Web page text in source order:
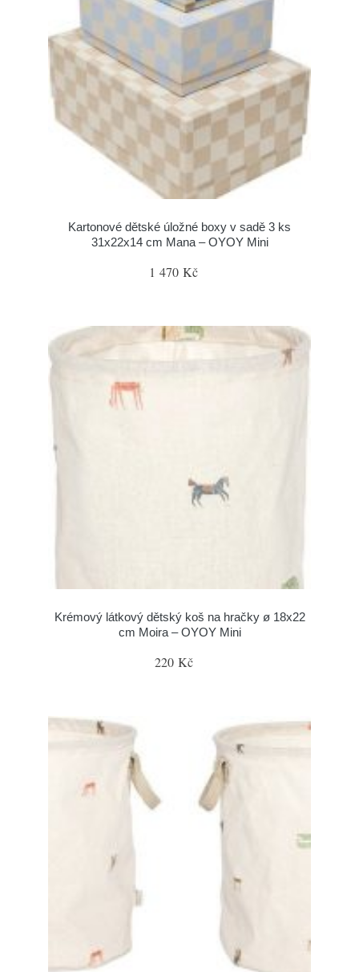
Kartonové dětské úložné boxy v sadě 3 ks
31x22x14 cm Mana – OYOY Mini
1 470 Kč
Krémový látkový dětský koš na hračky ø 18x22
cm Moira – OYOY Mini
220 Kč